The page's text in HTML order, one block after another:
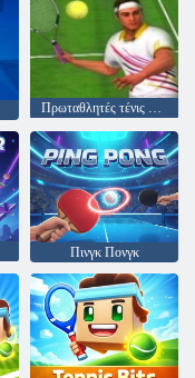
Πρωταθλητές τένις 2020
Πινγκ Πονγκ